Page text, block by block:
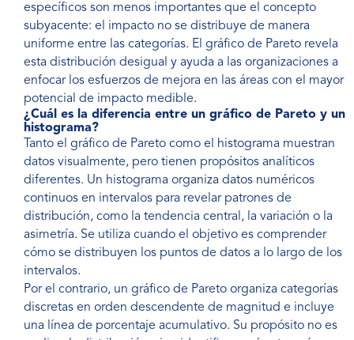
específicos son menos importantes que el concepto
subyacente: el impacto no se distribuye de manera
uniforme entre las categorías. El gráfico de Pareto revela
esta distribución desigual y ayuda a las organizaciones a
enfocar los esfuerzos de mejora en las áreas con el mayor
potencial de impacto medible.
¿Cuál es la diferencia entre un gráfico de Pareto y un
histograma?
Tanto el gráfico de Pareto como el histograma muestran
datos visualmente, pero tienen propósitos analíticos
diferentes. Un histograma organiza datos numéricos
continuos en intervalos para revelar patrones de
distribución, como la tendencia central, la variación o la
asimetría. Se utiliza cuando el objetivo es comprender
cómo se distribuyen los puntos de datos a lo largo de los
intervalos.
Por el contrario, un gráfico de Pareto organiza categorías
discretas en orden descendente de magnitud e incluye
una línea de porcentaje acumulativo. Su propósito no es